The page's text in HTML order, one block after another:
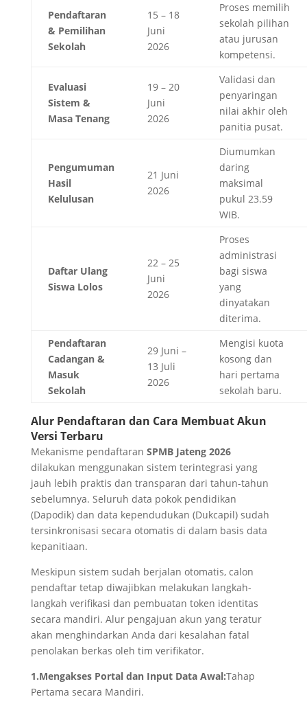
Pendaftaran
& Pemilihan
Sekolah
15 – 18
Juni
2026
Proses memilih
sekolah pilihan
atau jurusan
kompetensi.
Evaluasi
Sistem &
Masa Tenang
19 – 20
Juni
2026
Validasi dan
penyaringan
nilai akhir oleh
panitia pusat.
Pengumuman
Hasil
Kelulusan
21 Juni
2026
Diumumkan
daring
maksimal
pukul 23.59
WIB.
Daftar Ulang
Siswa Lolos
22 – 25
Juni
2026
Proses
administrasi
bagi siswa
yang
dinyatakan
diterima.
Pendaftaran
Cadangan &
Masuk
Sekolah
29 Juni –
13 Juli
2026
Mengisi kuota
kosong dan
hari pertama
sekolah baru.
Alur Pendaftaran dan Cara Membuat Akun
Versi Terbaru
Mekanisme pendaftaran SPMB Jateng 2026
dilakukan menggunakan sistem terintegrasi yang
jauh lebih praktis dan transparan dari tahun-tahun
sebelumnya. Seluruh data pokok pendidikan
(Dapodik) dan data kependudukan (Dukcapil) sudah
tersinkronisasi secara otomatis di dalam basis data
kepanitiaan.
Meskipun sistem sudah berjalan otomatis, calon
pendaftar tetap diwajibkan melakukan langkah-
langkah verifikasi dan pembuatan token identitas
secara mandiri. Alur pengajuan akun yang teratur
akan menghindarkan Anda dari kesalahan fatal
penolakan berkas oleh tim verifikator.
1.Mengakses Portal dan Input Data Awal:Tahap
Pertama secara Mandiri.